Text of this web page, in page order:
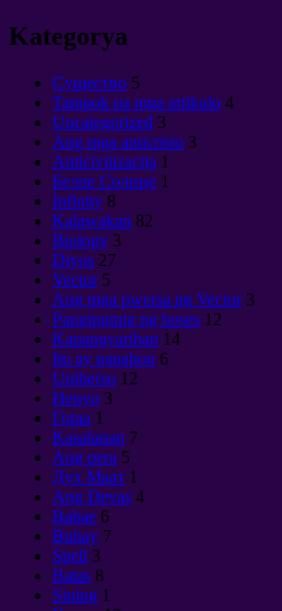
Kategorya
Cущество 5
Tampok na mga artikulo 4
Uncategorized 3
Ang mga anticristo 3
Anticivilizacija 1
Белое Солнце 1
Infinity 8
Kalawakan 82
Biology 3
Diyos 27
Vector 5
Ang mga pwersa ng Vector 3
Panginginig ng boses 12
Kapangyarihan 14
Ito ay panahon 6
Uniberso 12
Henyo 3
Горы 1
Kasalanan 7
Ang pera 5
Дух Маат 1
Ang Devas 4
Babae 6
Buhay 7
Spell 3
Batas 8
Sining 1